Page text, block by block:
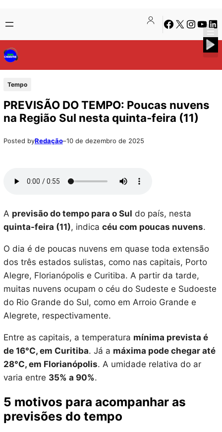
para
o
conteúdo
to
content
Facebook
X Instagram
Tempo
PREVISÃO DO TEMPO: Poucas nuvens
na Região Sul nesta quinta-feira (11)
Posted byRedação–10 de dezembro de 2025
A previsão do tempo para o Sul do país, nesta
quinta-feira (11), indica céu com poucas nuvens.
O dia é de poucas nuvens em quase toda extensão
dos três estados sulistas, como nas capitais, Porto
Alegre, Florianópolis e Curitiba. A partir da tarde,
muitas nuvens ocupam o céu do Sudeste e Sudoeste
do Rio Grande do Sul, como em Arroio Grande e
Alegrete, respectivamente.
Entre as capitais, a temperatura mínima prevista é
de 16°C, em Curitiba. Já a máxima pode chegar até
28°C, em Florianópolis. A umidade relativa do ar
varia entre 35% a 90%.
5 motivos para acompanhar as
previsões do tempo